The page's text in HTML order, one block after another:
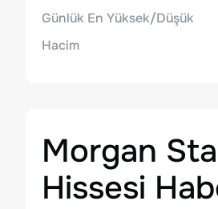
Günlük En Yüksek/Düşük
Hacim
Morgan
Hissesi